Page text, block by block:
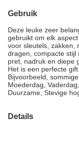
Gebruik
Deze leuke zeer
gebruikt om elk
voor sleutels, zakken,
dragen, compacte stijl
pret, nadruk en diepe
Het is een perfecte
Bijvoorbeeld,
Moederdag,
Duurzame, Stevige
Details